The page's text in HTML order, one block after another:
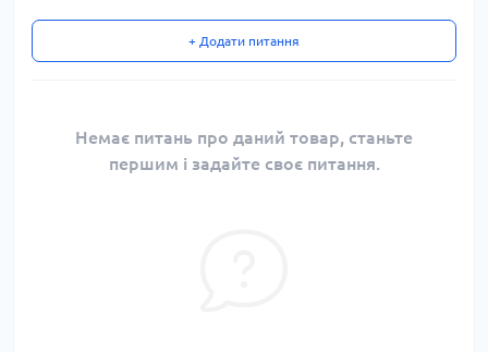
+ Додати питання
Немає питань про даний товар, станьте
першим і задайте своє питання.